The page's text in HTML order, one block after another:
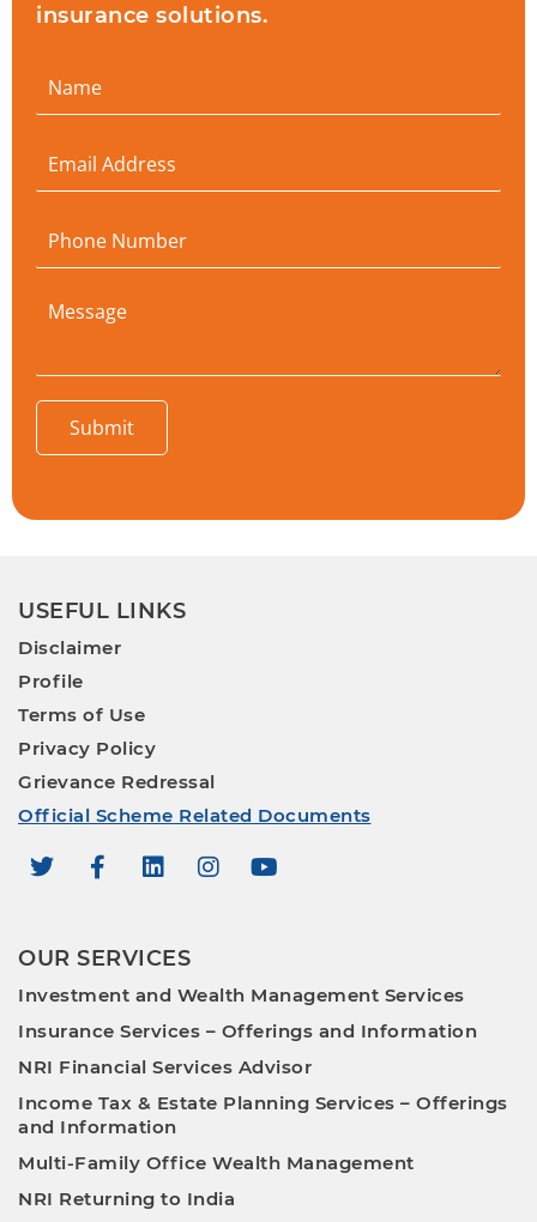
insurance solutions.
Submit
USEFUL LINKS
Disclaimer
Profile
Terms of Use
Privacy Policy
Grievance Redressal
Official Scheme Related Documents
OUR SERVICES
Investment and Wealth Management Services
Insurance Services – Offerings and Information
NRI Financial Services Advisor
Income Tax & Estate Planning Services – Offerings
and Information
Multi-Family Office Wealth Management
NRI Returning to India